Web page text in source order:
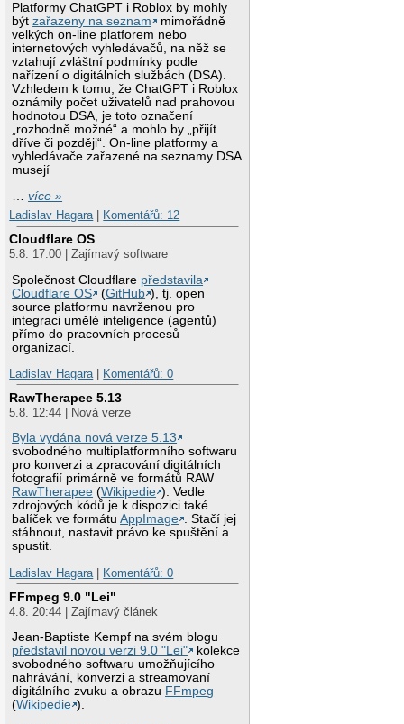
Platformy ChatGPT i Roblox by mohly
býtzařazeny na seznam
mimořádně
velkých on-line platforem nebo
internetových vyhledávačů, na něž se
vztahují zvláštní podmínky podle
nařízení o digitálních službách (DSA).
Vzhledem k tomu, že ChatGPT i Roblox
oznámily počet uživatelů nad prahovou
hodnotou DSA, je toto označení
„rozhodně možné“ a mohlo by „přijít
dříve či později“. On-line platformy a
vyhledávače zařazené na seznamy DSA
musejí
…více »
Ladislav Hagara| Komentářů: 12
Cloudflare OS
5.8. 17:00 | Zajímavý software
Společnost Cloudflare představila
Cloudflare OS
(GitHub ), tj. open
source platformu navrženou pro
integraci umělé inteligence (agentů)
přímo do pracovních procesů
organizací.
Ladislav Hagara| Komentářů: 0
RawTherapee 5.13
5.8. 12:44 | Nová verze
Byla vydána nová verze 5.13
svobodného multiplatformního softwaru
pro konverzi a zpracování digitálních
fotografií primárně ve formátů RAW
RawTherapee (Wikipedie ). Vedle
zdrojových kódů je k dispozici také
balíček ve formátuAppImage . Stačí jej
stáhnout, nastavit právo ke spuštění a
spustit.
Ladislav Hagara| Komentářů: 0
FFmpeg 9.0 "Lei"
4.8. 20:44 | Zajímavý článek
Jean-Baptiste Kempf na svém blogu
představil novou verzi 9.0 "Lei"
kolekce
svobodného softwaru umožňujícího
nahrávání, konverzi a streamovaní
digitálního zvuku a obrazu FFmpeg
(Wikipedie ).